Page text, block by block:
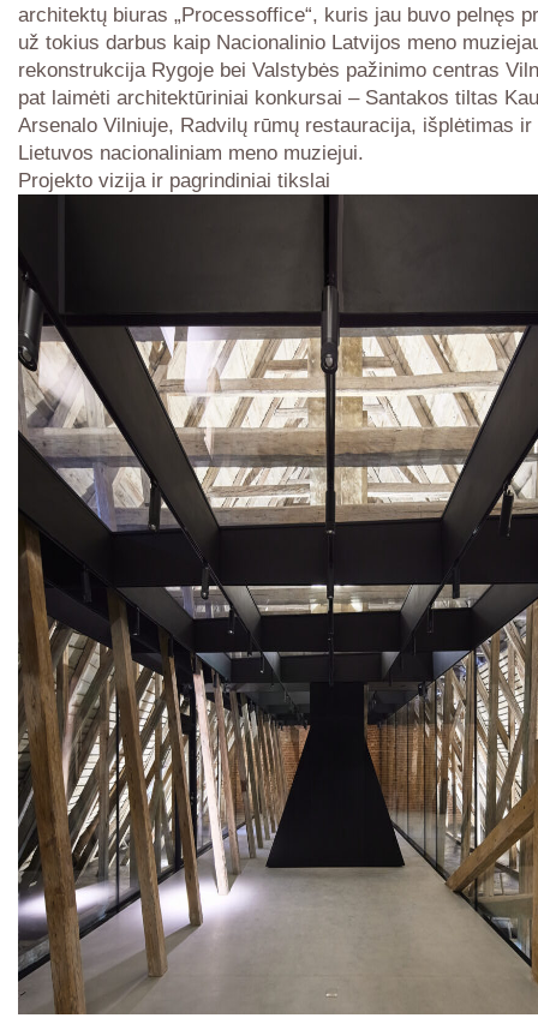
architektų biuras „Processoffice“, kuris jau buvo pelnęs
už tokius darbus kaip Nacionalinio Latvijos meno
rekonstrukcija Rygoje bei Valstybės pažinimo centras
pat laimėti architektūriniai konkursai – Santakos tiltas
Arsenalo Vilniuje, Radvilų rūmų restauracija, išplėtimas
Lietuvos nacionaliniam meno muziejui.
Projekto vizija ir pagrindiniai tikslai